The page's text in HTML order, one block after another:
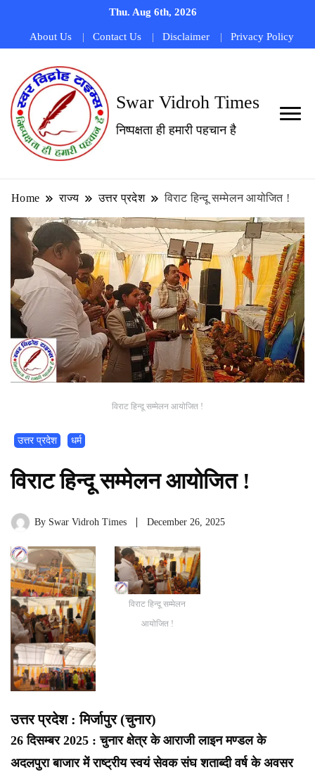
Thu. Aug 6th, 2026
About Us Contact Us Disclaimer Privacy Policy
Swar Vidroh Times
निष्पक्षता ही हमारी पहचान है
Home राज्य उत्तर प्रदेश विराट हिन्दू सम्मेलन आयोजित !
विराट हिन्दू सम्मेलन आयोजित !
उत्तर प्रदेश धर्म
विराट हिन्दू सम्मेलन आयोजित !
By Swar Vidroh Times December 26, 2025
विराट हिन्दू सम्मेलन
आयोजित !
उत्तर प्रदेश : मिर्जापुर (चुनार)
26 दिसम्बर 2025 : चुनार क्षेत्र के आराजी लाइन मण्डल के
अदलपुरा बाजार में राष्ट्रीय स्वयं सेवक संघ शताब्दी वर्ष के अवसर